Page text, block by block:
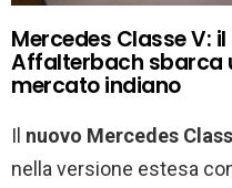
Mercedes Classe V:
Affalterbach sbarca
mercato indiano
Il nuovo Mercedes
nella versione estesa